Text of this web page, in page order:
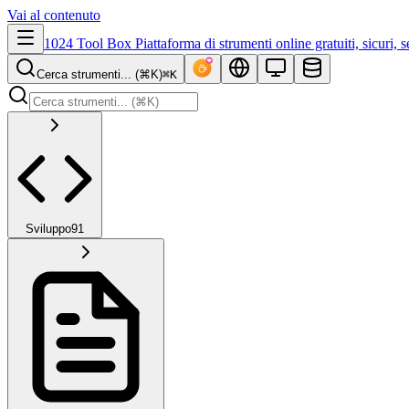
Vai al contenuto
1024 Tool Box Piattaforma di strumenti online gratuiti, sicuri,
Cerca strumenti... (⌘K)⌘K
Sviluppo91